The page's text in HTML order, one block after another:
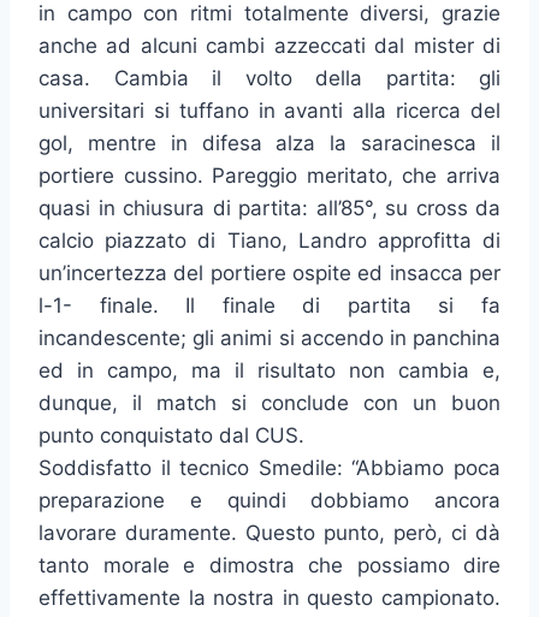
in campo con ritmi totalmente diversi, grazie
anche ad alcuni cambi azzeccati dal mister di
casa. Cambia il volto della partita: gli
universitari si tuffano in avanti alla ricerca del
gol, mentre in difesa alza la saracinesca il
portiere cussino. Pareggio meritato, che arriva
quasi in chiusura di partita: all’85°, su cross da
calcio piazzato di Tiano, Landro approfitta di
un’incertezza del portiere ospite ed insacca per
l-1- finale. Il finale di partita si fa
incandescente; gli animi si accendo in panchina
ed in campo, ma il risultato non cambia e,
dunque, il match si conclude con un buon
punto conquistato dal CUS.
Soddisfatto il tecnico Smedile: “Abbiamo poca
preparazione e quindi dobbiamo ancora
lavorare duramente. Questo punto, però, ci dà
tanto morale e dimostra che possiamo dire
effettivamente la nostra in questo campionato.